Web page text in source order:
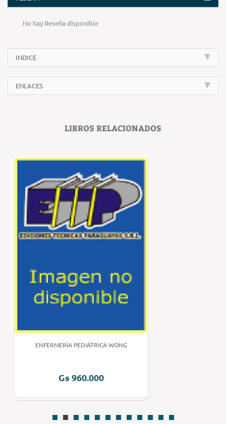
No hay Reseña disponible
INDICE
ENLACES
LIBROS RELACIONADOS
ENFERMERÍA PEDIÁTRICA WONG
Gs 960.000